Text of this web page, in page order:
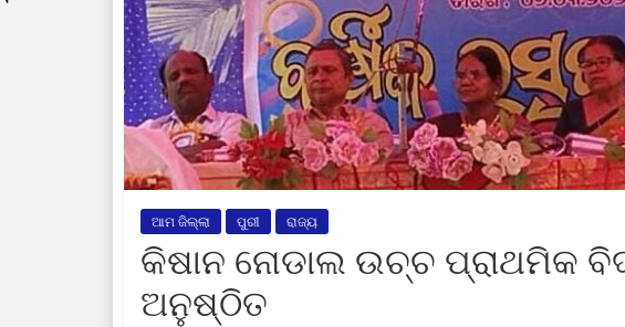
ଆମ ଜିଲ୍ଲା ପୁରୀ ରାଜ୍ୟ
କିଷାନ ନୋଡାଲ ଉଚ୍ଚ ପ୍ରାଥମିକ
ଅନୁଷ୍ଠିତ